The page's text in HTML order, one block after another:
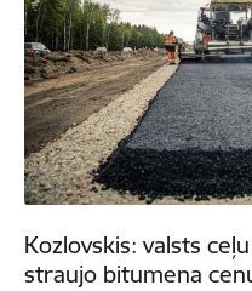
Kozlovskis: valsts
straujo bitumena